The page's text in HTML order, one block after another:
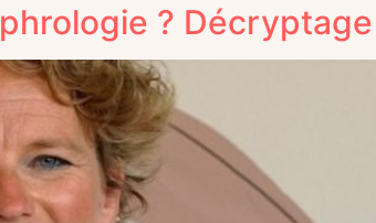
? Décryptage